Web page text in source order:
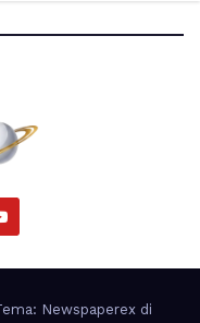
Newspaperex di